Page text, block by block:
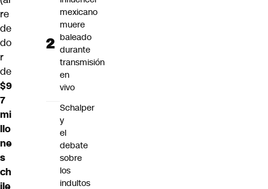
re
de
do
r
de
$9
7
mi
llo
ne
s
ch
mexicano
muere
baleado
durante
transmisión
en
vivo
Schalper
y
el
debate
sobre
los
indultos